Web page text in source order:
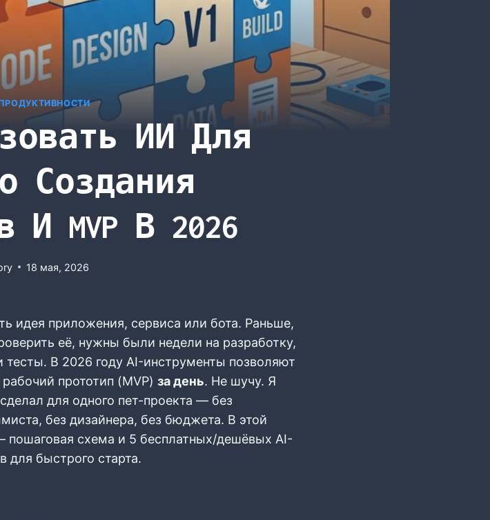
ИИ Для
Создания
И MVP В 2026
18 мая, 2026
идея приложения, сервиса или бота. Раньше,
её, нужны были недели на разработку,
тесты. В 2026 году AI-инструменты позволяют
прототип (MVP) за день. Не шучу. Я
для одного пет-проекта — без
без дизайнера, без бюджета. В этой
пошаговая схема и 5 бесплатных/дешёвых AI-
для быстрого старта.